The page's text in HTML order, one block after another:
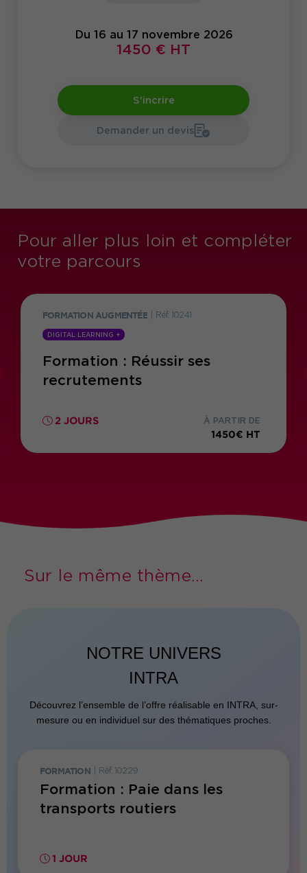
Du 16 au 17 novembre 2026
1450 € HT
S'incrire
Demander un devis
Pour aller plus loin et compléter
votre parcours
FORMATION AUGMENTÉE Réf. 10241
DIGITAL LEARNING +
Formation : Réussir ses
recrutements
2 JOURS À PARTIR DE
1450€ HT
Sur le même thème...
NOTRE UNIVERS
INTRA
Découvrez l’ensemble de l’offre réalisable en INTRA, sur-
mesure ou en individuel sur des thématiques proches.
FORMATION Réf. 10229
Formation : Paie dans les
transports routiers
1 JOUR